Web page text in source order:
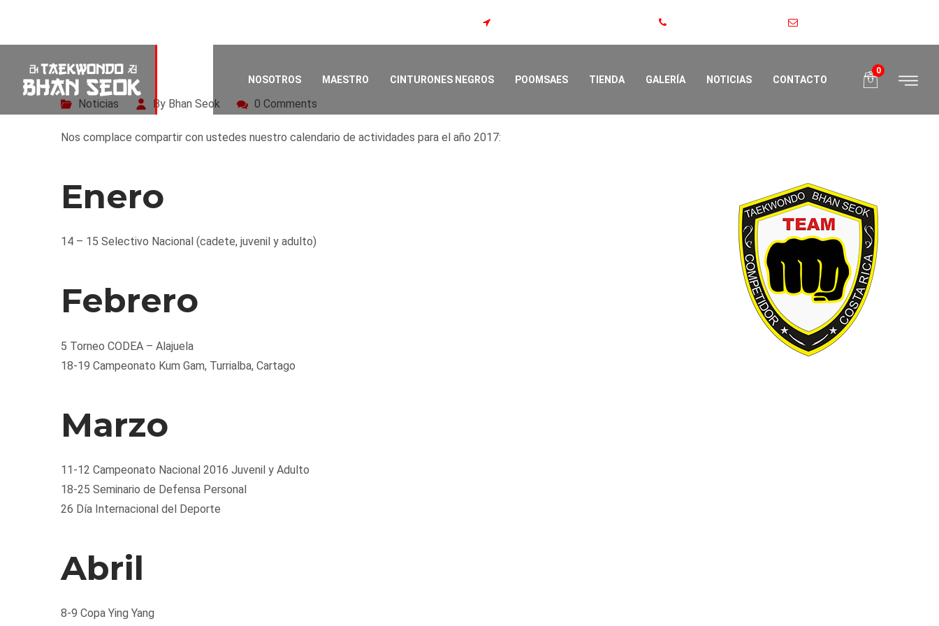
NOSOTROS MAESTRO CINTURONES NEGROS POOMSAES TIENDA GALERÍA NOTICIAS CONTACTO
0
Noticias By Bhan Seok 0 Comments
Nos complace compartir con ustedes nuestro calendario de actividades para el año 2017:
Enero
14 – 15 Selectivo Nacional (cadete, juvenil y adulto)
Febrero
5 Torneo CODEA – Alajuela
18-19 Campeonato Kum Gam, Turrialba, Cartago
Marzo
11-12 Campeonato Nacional 2016 Juvenil y Adulto
18-25 Seminario de Defensa Personal
26 Día Internacional del Deporte
Abril
8-9 Copa Ying Yang